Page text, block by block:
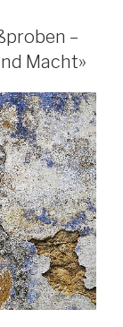
–
Macht»